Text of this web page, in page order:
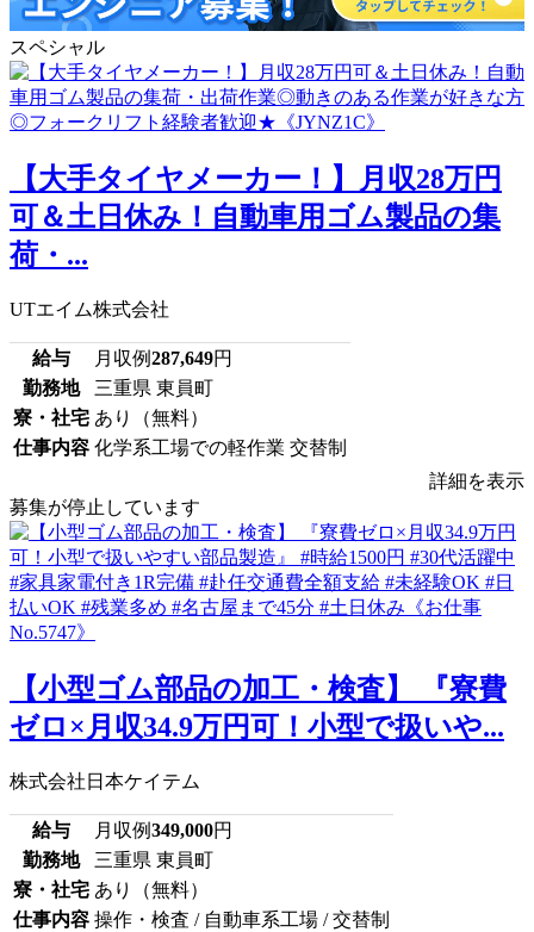
スペシャル
【大手タイヤメーカー！】月収28万円
可＆土日休み！自動車用ゴム製品の集
荷・...
UTエイム株式会社
給与 月収例287,649円
勤務地
三重県 東員町
寮・社宅 あり（無料）
仕事内容 化学系工場での軽作業 交替制
詳細を表示
募集が停止しています
【小型ゴム部品の加工・検査】 『寮費
ゼロ×月収34.9万円可！小型で扱いや...
株式会社日本ケイテム
給与 月収例349,000円
勤務地
三重県 東員町
寮・社宅 あり（無料）
仕事内容 操作・検査 / 自動車系工場 / 交替制